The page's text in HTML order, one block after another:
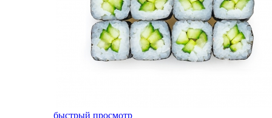
быстрый просмотр